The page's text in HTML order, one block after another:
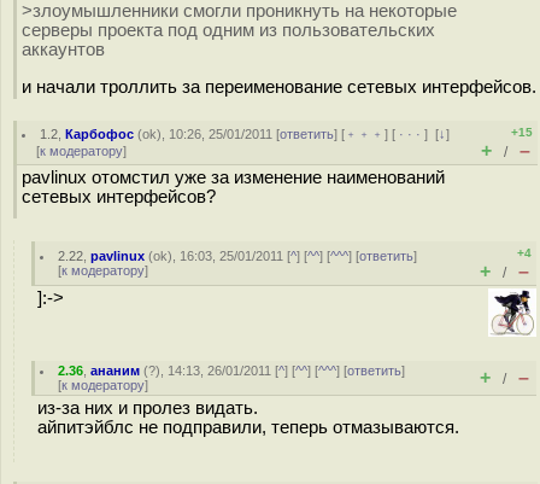
>злоумышленники смогли проникнуть на некоторые
серверы проекта под одним из пользовательских
аккаунтов
и начали троллить за переименование сетевых интерфейсов.
1.2 ,Карбофос (ok), 10:26, 25/01/2011 [ответить] [ ﹢﹢﹢] [ · · ·][↓]
[к модератору]
+15
+ / –
pavlinux отомстил уже за изменение наименований
сетевых интерфейсов?
2.22 ,pavlinux (ok), 16:03, 25/01/2011 [^] [^^] [^^^] [ответить]
[к модератору]
+4
+ / –
]:->
2.36 ,ананим (?), 14:13, 26/01/2011 [^] [^^] [^^^] [ответить]
[к модератору] + / –
из-за них и пролез видать.
айпитэйблс не подправили, теперь отмазываются.